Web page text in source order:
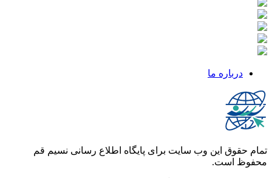
درباره ما
تمام حقوق این وب سایت برای پایگاه اطلاع رسانی نسیم قم
محفوظ است.